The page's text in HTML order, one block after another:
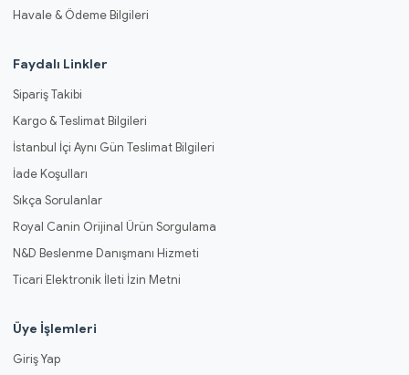
Havale & Ödeme Bilgileri
Faydalı Linkler
Sipariş Takibi
Kargo & Teslimat Bilgileri
İstanbul İçi Aynı Gün Teslimat Bilgileri
İade Koşulları
Sıkça Sorulanlar
Royal Canin Orijinal Ürün Sorgulama
N&D Beslenme Danışmanı Hizmeti
Ticari Elektronik İleti İzin Metni
Üye İşlemleri
Giriş Yap